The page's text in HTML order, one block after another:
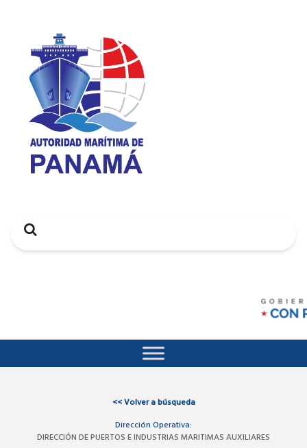
Search
<<Volver a búsqueda
Dirección Operativa:
DIRECCIÓN DE PUERTOS E INDUSTRIAS MARITIMAS AUXILIARES